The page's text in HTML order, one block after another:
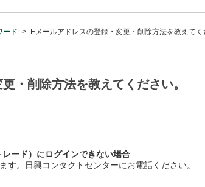
ード > Eメールアドレスの登録・変更・削除方法を教えてく
・削除方法を教えてください。
ード）にログインできない場合
す。日興コンタクトセンターにお電話ください。